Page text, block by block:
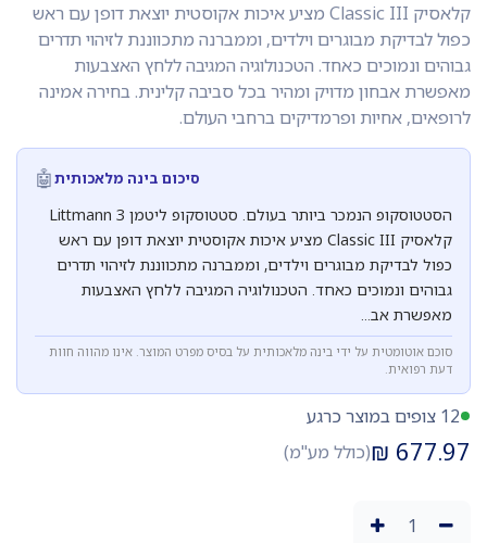
קלאסיק Classic III מציע איכות אקוסטית יוצאת דופן עם ראש
כפול לבדיקת מבוגרים וילדים, וממברנה מתכווננת לזיהוי תדרים
גבוהים ונמוכים כאחד. הטכנולוגיה המגיבה ללחץ האצבעות
מאפשרת אבחון מדויק ומהיר בכל סביבה קלינית. בחירה אמינה
לרופאים, אחיות ופרמדיקים ברחבי העולם.
סיכום בינה מלאכותית🤖
הסטטוסקופ הנמכר ביותר בעולם. סטטוסקופ ליטמן Littmann 3
קלאסיק Classic III מציע איכות אקוסטית יוצאת דופן עם ראש
כפול לבדיקת מבוגרים וילדים, וממברנה מתכווננת לזיהוי תדרים
גבוהים ונמוכים כאחד. הטכנולוגיה המגיבה ללחץ האצבעות
מאפשרת אב...
סוכם אוטומטית על ידי בינה מלאכותית על בסיס מפרט המוצר. אינו מהווה חוות
דעת רפואית.
12 צופים במוצר כרגע
677.97
₪(כולל מע"מ)